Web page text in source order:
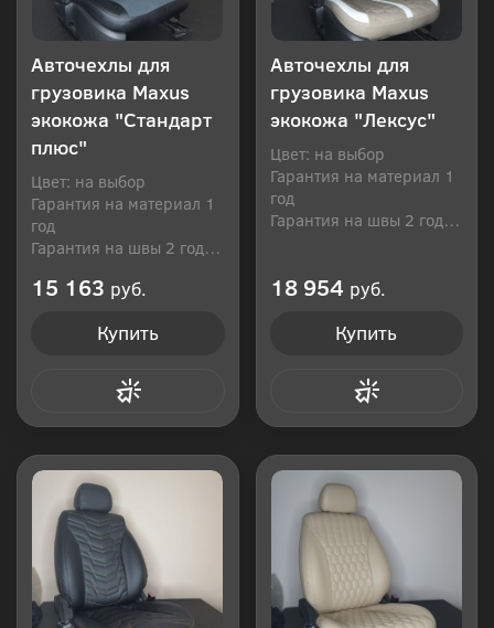
Авточехлы для
грузовика Maxus
экокожа "Стандарт
плюс"
Цвет: на выбор
Гарантия на материал 1
год
Гарантия на швы 2 года
15 163 руб.
Купить
Авточехлы для
грузовика Maxus
экокожа "Лексус"
Цвет: на выбор
Гарантия на материал 1
год
Гарантия на швы 2 года
18 954 руб.
Купить